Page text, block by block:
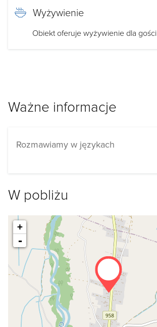
Wyżywienie
Obiekt oferuje wyżywienie dla gości
Ważne informacje
Rozmawiamy w językach
W pobliżu
+
-